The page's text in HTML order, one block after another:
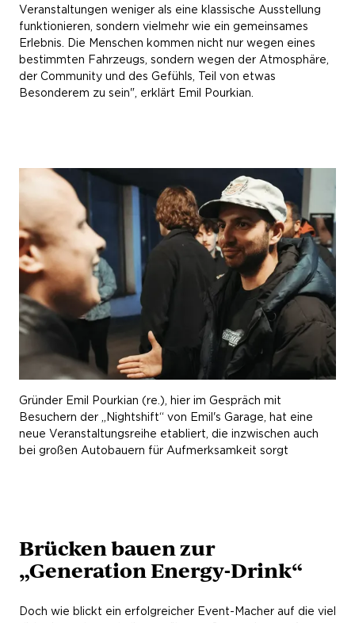
Veranstaltungen weniger als eine klassische Ausstellung
funktionieren, sondern vielmehr wie ein gemeinsames
Erlebnis. Die Menschen kommen nicht nur wegen eines
bestimmten Fahrzeugs, sondern wegen der Atmosphäre,
der Community und des Gefühls, Teil von etwas
Besonderem zu sein", erklärt Emil Pourkian.
Gründer Emil Pourkian (re.), hier im Gespräch mit
Besuchern der „Nightshift“ von Emil's Garage, hat eine
neue Veranstaltungsreihe etabliert, die inzwischen auch
bei großen Autobauern für Aufmerksamkeit sorgt
Brücken bauen zur
„Generation Energy-Drink“
Doch wie blickt ein erfolgreicher Event-Macher auf die viel